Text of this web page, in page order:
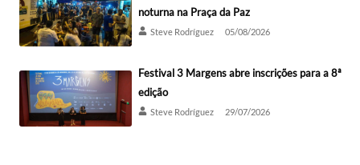
noturna na Praça da Paz
Steve Rodríguez 05/08/2026
Festival 3 Margens abre inscrições para a 8ª
edição
Steve Rodríguez 29/07/2026